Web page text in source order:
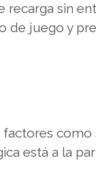
recarga sin
de juego y
como
está a la